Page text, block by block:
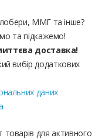
ММГ та інше?
та підкажемо!
доставка!
вибір додаткових
даних
для активного